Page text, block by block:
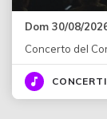
Dom 30/08/
Concerto del
CONCERTI